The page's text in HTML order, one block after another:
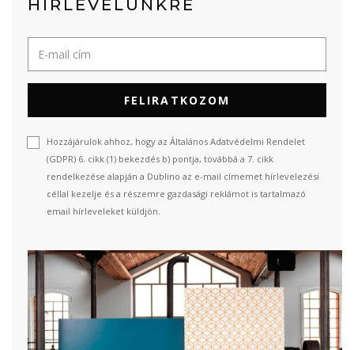
HÍRLEVELÜNKRE
FELIRATKOZOM
Hozzájárulok ahhoz, hogy az Általános Adatvédelmi Rendelet
(GDPR) 6. cikk (1) bekezdés b) pontja, továbbá a 7. cikk
rendelkezése alapján a Dublino az e-mail címemet hírlevelezési
céllal kezelje és a részemre gazdasági reklámot is tartalmazó
email hírleveleket küldjön.